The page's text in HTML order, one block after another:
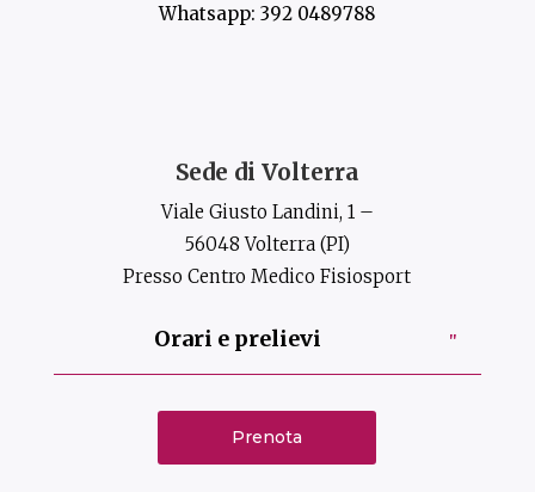
Whatsapp:392 0489788
Sede di Volterra
Viale Giusto Landini, 1 –
56048 Volterra (PI)
Presso Centro Medico Fisiosport
Orari e prelievi
Prenota